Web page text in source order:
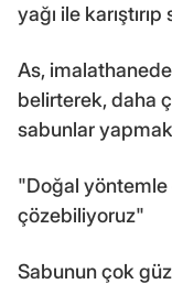
yağı ile
As,
belirterek, daha
sabunlar
"Doğal
çözebiliyoruz"
Sabunun çok